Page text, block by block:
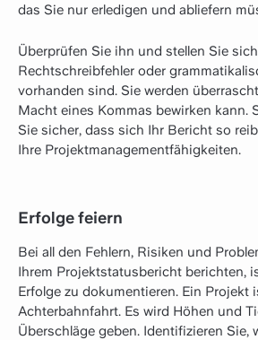
das Sie nur erledigen und abliefern
Überprüfen Sie ihn und stellen Sie
Rechtschreibfehler oder
vorhanden sind. Sie werden
Macht eines Kommas bewirken kann.
Sie sicher, dass sich Ihr Bericht so
Ihre Projektmanagementfähigkeiten.
Erfolge feiern
Bei all den Fehlern, Risiken und
Ihrem Projektstatusbericht berichten,
Erfolge zu dokumentieren. Ein Projekt
Achterbahnfahrt. Es wird Höhen und
Überschläge geben. Identifizieren Sie,